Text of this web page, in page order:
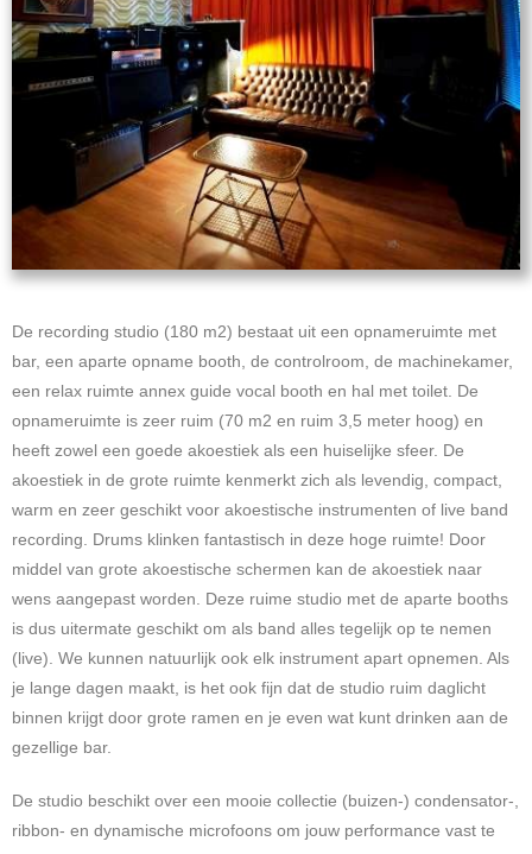
De recording studio (180 m2) bestaat uit een opnameruimte met
bar, een aparte opname booth, de controlroom, de machinekamer,
een relax ruimte annex guide vocal booth en hal met toilet. De
opnameruimte is zeer ruim (70 m2 en ruim 3,5 meter hoog) en
heeft zowel een goede akoestiek als een huiselijke sfeer. De
akoestiek in de grote ruimte kenmerkt zich als levendig, compact,
warm en zeer geschikt voor akoestische instrumenten of live band
recording. Drums klinken fantastisch in deze hoge ruimte! Door
middel van grote akoestische schermen kan de akoestiek naar
wens aangepast worden. Deze ruime studio met de aparte booths
is dus uitermate geschikt om als band alles tegelijk op te nemen
(live). We kunnen natuurlijk ook elk instrument apart opnemen. Als
je lange dagen maakt, is het ook fijn dat de studio ruim daglicht
binnen krijgt door grote ramen en je even wat kunt drinken aan de
gezellige bar.
De studio beschikt over een mooie collectie (buizen-) condensator-,
ribbon- en dynamische microfoons om jouw performance vast te